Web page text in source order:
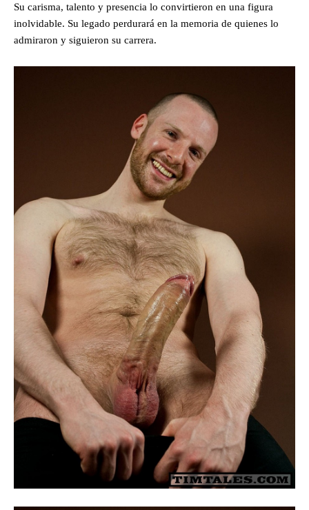
Su carisma, talento y presencia lo convirtieron en una figura
inolvidable. Su legado perdurará en la memoria de quienes lo
admiraron y siguieron su carrera.